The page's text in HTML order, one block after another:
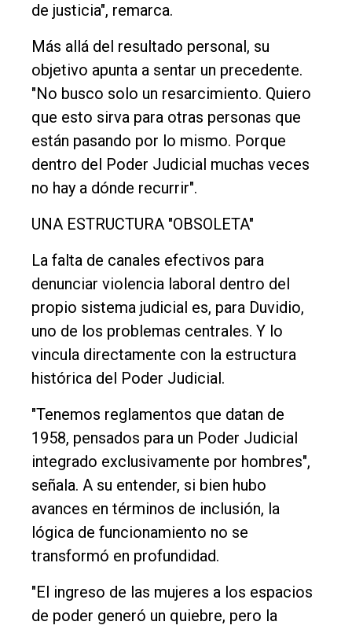
de justicia", remarca.
Más allá del resultado personal, su
objetivo apunta a sentar un precedente.
"No busco solo un resarcimiento. Quiero
que esto sirva para otras personas que
están pasando por lo mismo. Porque
dentro del Poder Judicial muchas veces
no hay a dónde recurrir".
UNA ESTRUCTURA "OBSOLETA"
La falta de canales efectivos para
denunciar violencia laboral dentro del
propio sistema judicial es, para Duvidio,
uno de los problemas centrales. Y lo
vincula directamente con la estructura
histórica del Poder Judicial.
"Tenemos reglamentos que datan de
1958, pensados para un Poder Judicial
integrado exclusivamente por hombres",
señala. A su entender, si bien hubo
avances en términos de inclusión, la
lógica de funcionamiento no se
transformó en profundidad.
"El ingreso de las mujeres a los espacios
de poder generó un quiebre, pero la